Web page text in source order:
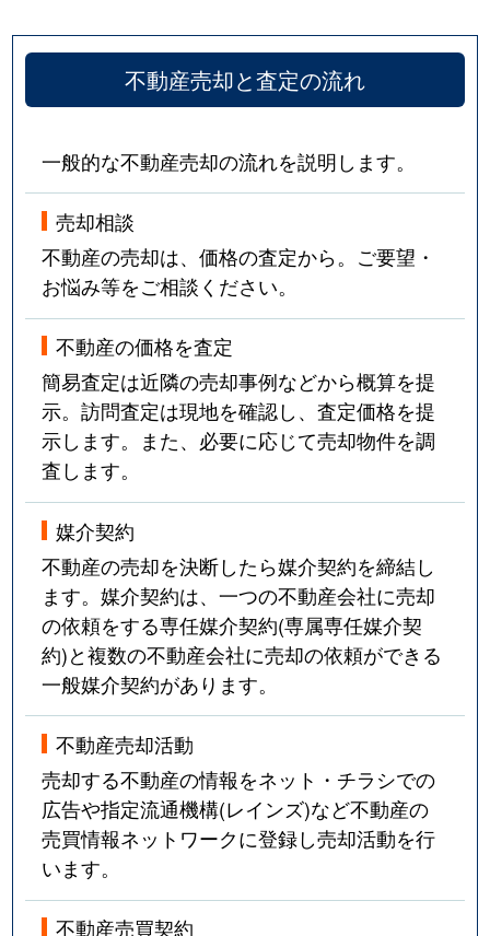
不動産売却と査定の流れ
一般的な不動産売却の流れを説明します。
売却相談
不動産の売却は、価格の査定から。ご要望・
お悩み等をご相談ください。
不動産の価格を査定
簡易査定は近隣の売却事例などから概算を提
示。訪問査定は現地を確認し、査定価格を提
示します。また、必要に応じて売却物件を調
査します。
媒介契約
不動産の売却を決断したら媒介契約を締結し
ます。媒介契約は、一つの不動産会社に売却
の依頼をする専任媒介契約(専属専任媒介契
約)と複数の不動産会社に売却の依頼ができる
一般媒介契約があります。
不動産売却活動
売却する不動産の情報をネット・チラシでの
広告や指定流通機構(レインズ)など不動産の
売買情報ネットワークに登録し売却活動を行
います。
不動産売買契約